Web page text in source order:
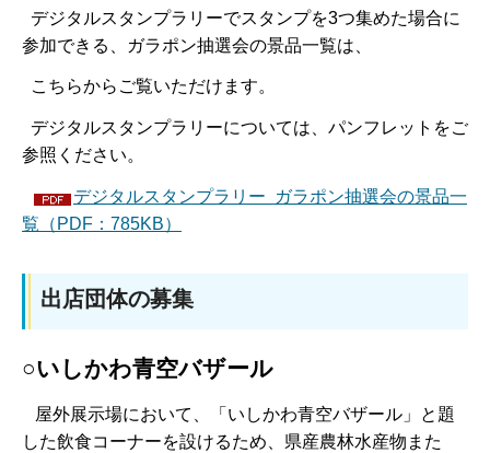
デジタルスタンプラリーでスタンプを3つ集めた場合に
参加できる、ガラポン抽選会の景品一覧は、
こちらからご覧いただけます。
デジタルスタンプラリーについては、パンフレットをご
参照ください。
デジタルスタンプラリー ガラポン抽選会の景品一
覧（PDF：785KB）
出店団体の募集
○いしかわ青空バザール
屋外展示場において、「いしかわ青空バザール」と題
した飲食コーナーを設けるため、県産農林水産物また